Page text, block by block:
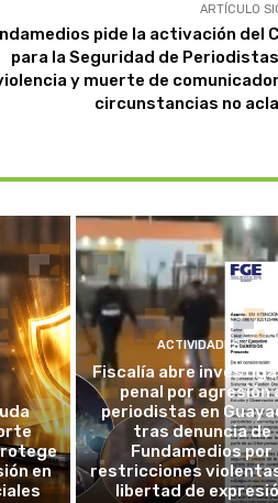
ARTÍCULO
pide la activación del
para la Seguridad de
y muerte de
circunstancias no
en
ACTIVIDADES
Fiscalía abre
penal por agresión
periodistas en
tras denuncia de
Fundamedios por
restricciones
libertad de